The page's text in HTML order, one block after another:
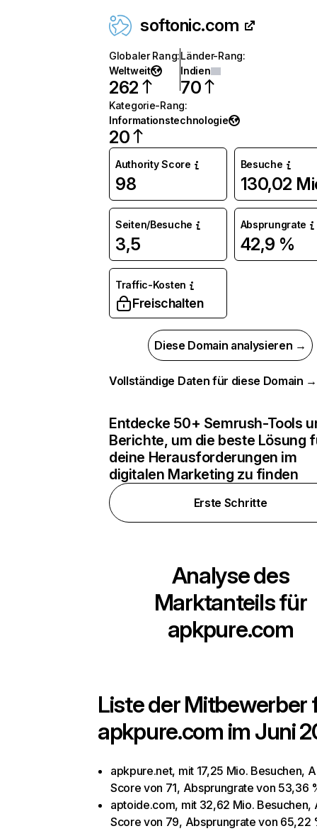
softonic.com
Globaler Rang:
Weltweit
262
Länder-Rang:
Indien
70
Kategorie-Rang:
Informationstechnologie
20
Authority Score
98
Besuche
130,02
Seiten/Besuche
3,5
Absprungrate
42,9 %
Traffic-Kosten
Freischalten
Diese Domain analysieren →
Vollständige Daten für diese Domain →
Entdecke 50+ Semrush-Tools
Berichte, um die beste Lösung
deine Herausforderungen im
digitalen Marketing zu finden
Erste Schritte
Analyse des
Marktanteils für
apkpure.com
Liste der Mitbewerber
apkpure.com im Juni
apkpure.net, mit 17,25 Mio. Besuchen,
Score von 71, Absprungrate von 53,36
aptoide.com, mit 32,62 Mio. Besuchen,
Score von 79, Absprungrate von 65,22